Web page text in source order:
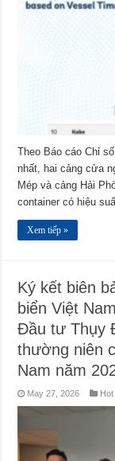
Theo Báo cáo Chỉ
nhất, hai cảng cửa
Mép và cảng Hải
container có hiệu
Xem tiếp »
Ký kết biên
biển Việt
Đầu tư Thụy
thường niên
Nam năm
May 27, 2026